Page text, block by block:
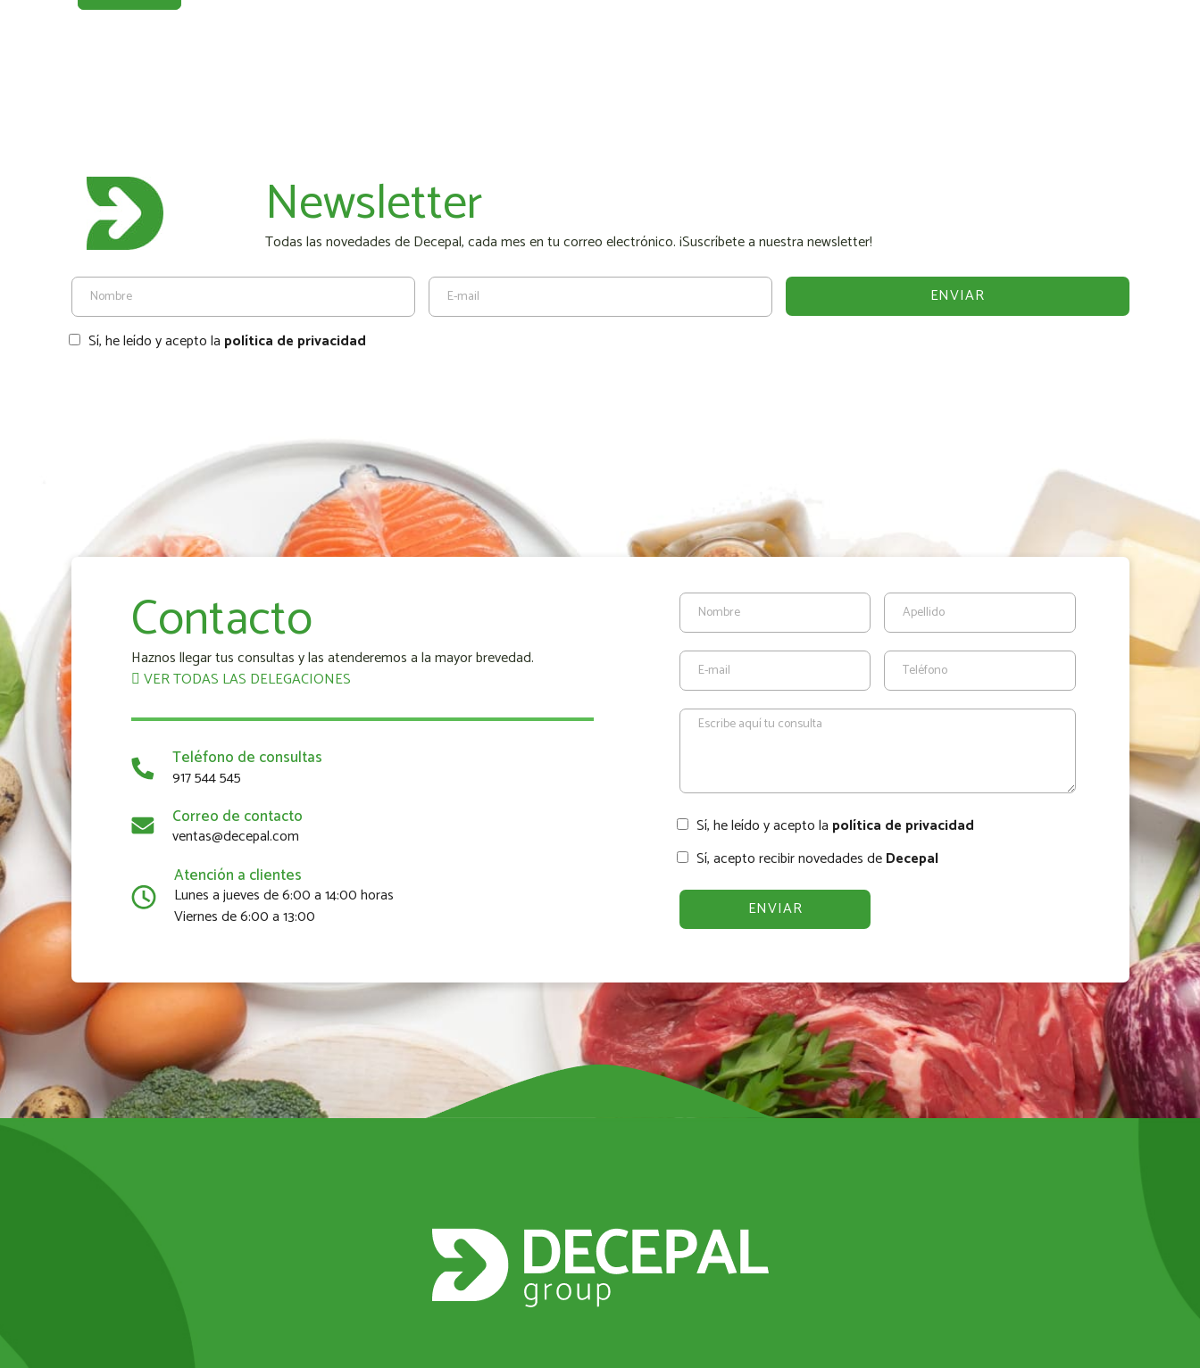
Newsletter
Todas las novedades de Decepal, cada mes en tu correo electrónico. ¡Suscríbete a nuestra newsletter!
Sí, he leído y acepto la política de privacidad
Contacto
Haznos llegar tus consultas y las atenderemos a la mayor brevedad.
VER TODAS LAS DELEGACIONES
Teléfono de consultas
917 544 545
Correo de contacto
ventas@decepal.com
Atención a clientes
Lunes a jueves de 6:00 a 14:00 horas
Viernes de 6:00 a 13:00
Sí, he leído y acepto la política de privacidad
Sí, acepto recibir novedades deDecepal